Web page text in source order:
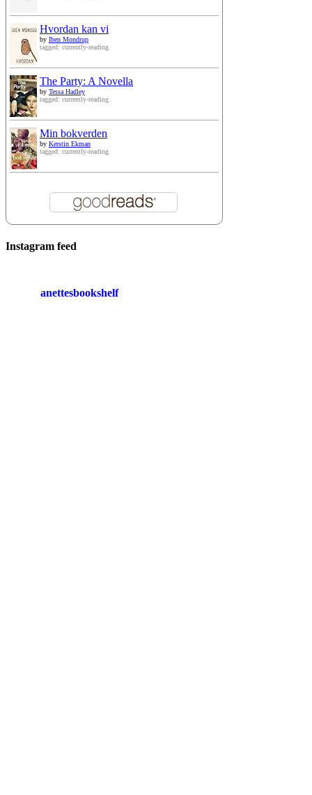
Hvordan kan vi
by Iben Mondrup
tagged: currently-reading
The Party: A Novella
by Tessa Hadley
tagged: currently-reading
Min bokverden
by Kerstin Ekman
tagged: currently-reading
Instagram feed
anettesbookshelf